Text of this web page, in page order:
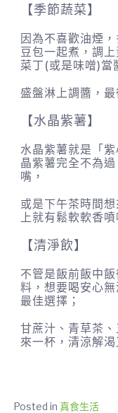
【季節蔬菜】
因為不喜歡油煙
豆包一起煮，調
菜丁(或是味噌)當
盛盤淋上調醬，
【水晶紫薯】
水晶紫薯就是「
晶紫薯完全不為
嘴，
或是下午茶時間
上就有鬆軟軟香噴
【清淨飲】
不管是飯前飯中
料，想要喝安心
最佳選擇；
甘蔗汁、青草茶
來一杯，清涼解渴
Posted in 真食生活